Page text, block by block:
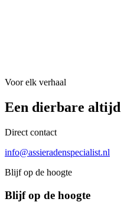
Voor elk verhaal
Een dierbare altijd
Direct contact
info@assieradenspecialist.nl
Blijf op de hoogte
Blijf op de hoogte